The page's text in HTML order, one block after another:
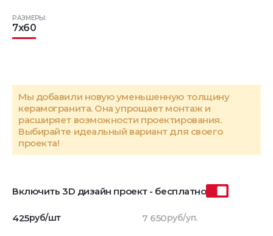
РАЗМЕРЫ:
7x60
Мы добавили новую уменьшенную толщину
керамогранита. Она упрощает монтаж и
расширяет возможности проектирования.
Выбирайте идеальный вариант для своего
проекта!
Включить 3D дизайн проект - бесплатно
425руб/шт 7 650руб/уп.